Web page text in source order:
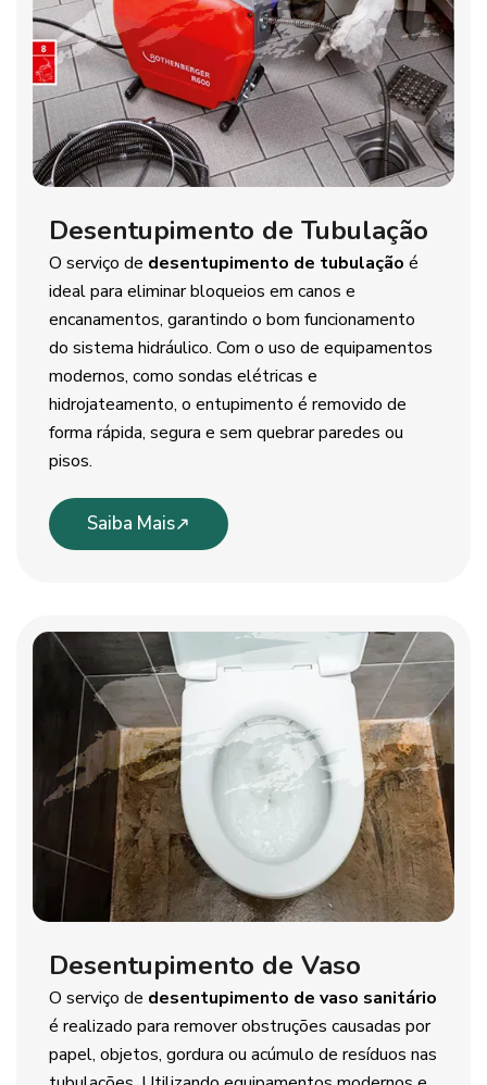
Desentupimento de Tubulação
O serviço de desentupimento de tubulação é
ideal para eliminar bloqueios em canos e
encanamentos, garantindo o bom funcionamento
do sistema hidráulico. Com o uso de equipamentos
modernos, como sondas elétricas e
hidrojateamento, o entupimento é removido de
forma rápida, segura e sem quebrar paredes ou
pisos.
Saiba Mais
Desentupimento de Vaso
O serviço de desentupimento de vaso sanitário
é realizado para remover obstruções causadas por
papel, objetos, gordura ou acúmulo de resíduos nas